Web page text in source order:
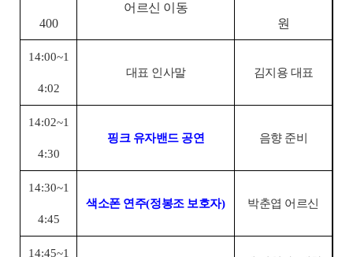
400
어르신 이동
원
14:00~1
4:02
대표 인사말 김지용 대표
14:02~1
4:30
핑크 유자밴드 공연 음향 준비
14:30~1
4:45
색소폰 연주(정봉조 보호자) 박춘엽 어르신
14:45~1